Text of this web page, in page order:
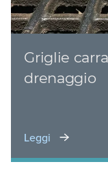
Griglie
drenaggio
Leggi